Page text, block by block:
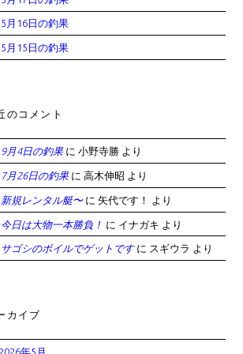
5月16日の釣果
5月15日の釣果
のコメント
9月4日の釣果に 小野寺勝より
7月26日の釣果に 高木伸昭 より
新規レンタル艇〜に 矢代です！ より
今日は大物一本勝負！ に イナガキ より
サゴシのボイルでゲットですに スギウラ より
カイブ
年5月